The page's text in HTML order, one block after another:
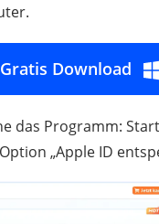
Gratis Download
das Programm:
„Apple ID